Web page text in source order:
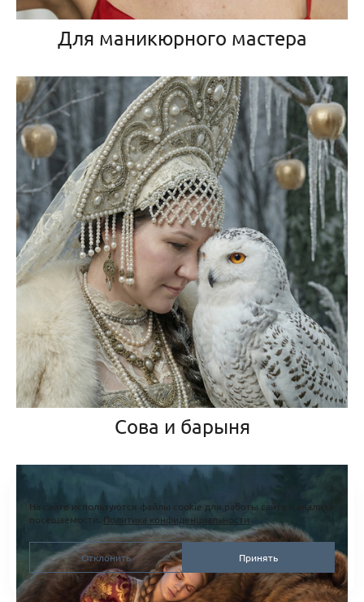
Для маникюрного мастера
Сова и барыня
На сайте используются файлы cookie для работы сайта и анализа
посещаемости. Политика конфиденциальности
Отклонить Принять